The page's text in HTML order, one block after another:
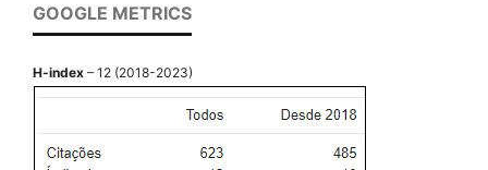
GOOGLE METRICS
H-index – 12 (2018-2023)